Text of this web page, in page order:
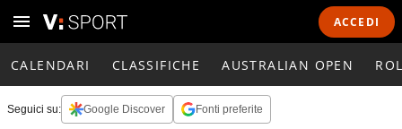
ACCEDI
CALENDARI CLASSIFICHE AUSTRALIAN OPEN
Seguici su: Google Discover Fonti preferite